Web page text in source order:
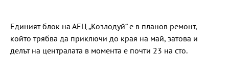
Единият блок на АЕЦ „Козлодуй“ е в планов ремонт,
който трябва да приключи до края на май, затова и
делът на централата в момента е почти 23 на сто.